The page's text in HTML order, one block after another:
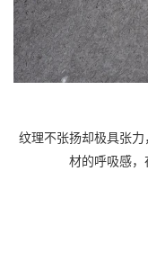
纹理不张扬却极具张
材的呼吸感，